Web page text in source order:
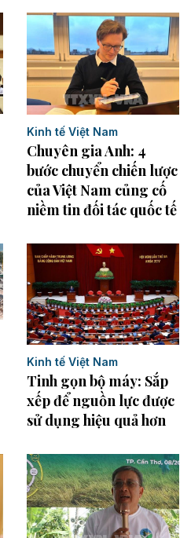
Kinh tế Việt Nam
Chuyên gia Anh: 4
bước chuyển chiến lược
của Việt Nam củng cố
niềm tin đối tác quốc tế
Kinh tế Việt Nam
Tinh gọn bộ máy: Sắp
xếp để nguồn lực được
sử dụng hiệu quả hơn